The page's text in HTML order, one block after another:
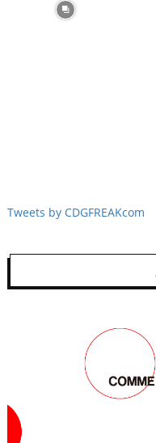
Tweets by CDGFREAKcom